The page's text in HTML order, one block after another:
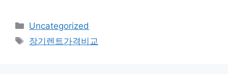
카
테
고
Uncategorized
태
장기렌트가격비교